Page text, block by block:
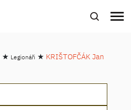
menu
★ Legionáři ★ KRIŠTOFČÁK Jan